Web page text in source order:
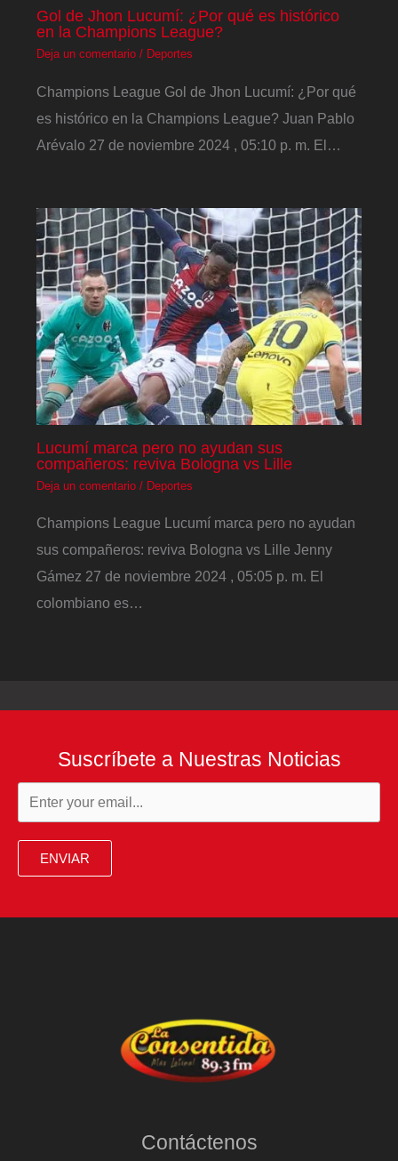
Gol de Jhon Lucumí: ¿Por qué es histórico
en la Champions League?
Deja un comentario / Deportes
Champions League Gol de Jhon Lucumí: ¿Por qué
es histórico en la Champions League? Juan Pablo
Arévalo 27 de noviembre 2024 , 05:10 p. m. El…
Lucumí marca pero no ayudan sus
compañeros: reviva Bologna vs Lille
Deja un comentario / Deportes
Champions League Lucumí marca pero no ayudan
sus compañeros: reviva Bologna vs Lille Jenny
Gámez 27 de noviembre 2024 , 05:05 p. m. El
colombiano es…
Suscríbete a Nuestras Noticias
ENVIAR
Contáctenos